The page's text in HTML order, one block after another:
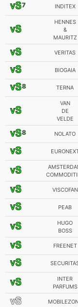
7 INDITEX
HENNES
&
MAURITZ
VERITAS
BIOGAIA
8 TERNA
VAN
DE
VELDE
8 NOLATO
VISCOFAN
PEAB
HUGO
BOSS
FREENET
INTER
PARFUMS